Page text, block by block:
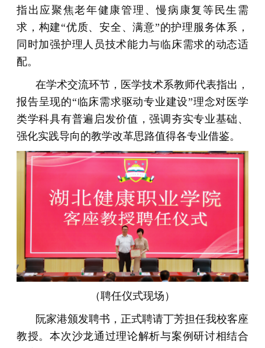
指出应聚焦老年健康管理、慢病康复等民生需
求，构建“优质、安全、满意”的护理服务体系，
同时加强护理人员技术能力与临床需求的动态适
配。
在学术交流环节，医学技术系教师代表指出，
报告呈现的“临床需求驱动专业建设”理念对医学
类学科具有普遍启发价值，强调夯实专业基础、
强化实践导向的教学改革思路值得各专业借鉴。
（聘任仪式现场）
阮家港颁发聘书，正式聘请丁芳担任我校客座
教授。本次沙龙通过理论解析与案例研讨相结合